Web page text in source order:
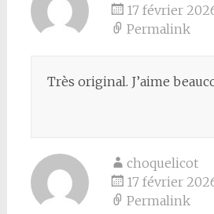
17 février
Permalink
Très original. J’aime
choquelicot
17 février
Permalink